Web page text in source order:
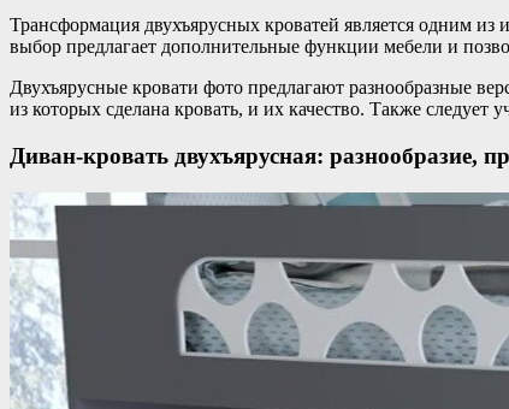
Трансформация двухъярусных кроватей является одним
выбор предлагает дополнительные функции мебели и
Двухъярусные кровати фото предлагают разнообразные
из которых сделана кровать, и их качество. Также следует
Диван-кровать двухъярусная: разнообразие,